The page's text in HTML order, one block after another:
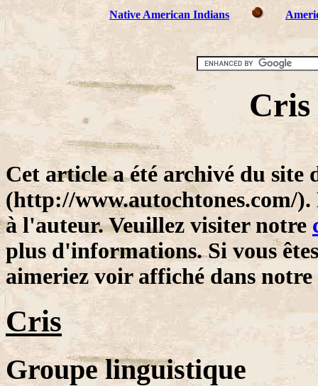
Native American Indians
Cet article a été archivé du site
(http://www.autochtones.com/
à l'auteur. Veuillez visiter notre
plus d'informations. Si vous
aimeriez voir affiché dans
Cris
Groupe linguistique